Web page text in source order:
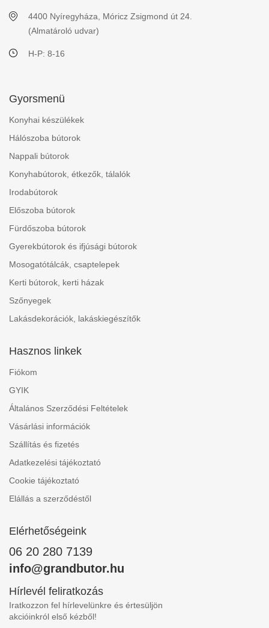
4400 Nyíregyháza, Móricz Zsigmond út 24.
(Almatároló udvar)
H-P: 8-16
Gyorsmenü
Konyhai készülékek
Hálószoba bútorok
Nappali bútorok
Konyhabútorok, étkezők, tálalók
Irodabútorok
Előszoba bútorok
Fürdőszoba bútorok
Gyerekbútorok és ifjúsági bútorok
Mosogatótálcák, csaptelepek
Kerti bútorok, kerti házak
Szőnyegek
Lakásdekorációk, lakáskiegészítők
Hasznos linkek
Fiókom
GYIK
Általános Szerződési Feltételek
Vásárlási információk
Szállítás és fizetés
Adatkezelési tájékoztató
Cookie tájékoztató
Elállás a szerződéstől
Elérhetőségeink
06 20 280 7139
info@grandbutor.hu
Hírlevél feliratkozás
Iratkozzon fel hírlevelünkre és értesüljön
akcióinkról első kézből!